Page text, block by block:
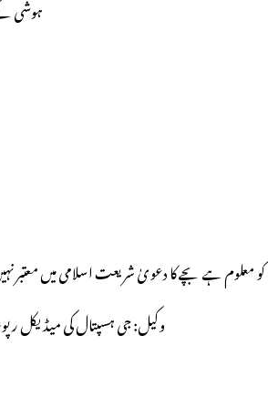
ہوشی
ہے بچے کا دعویٰ شریعت اسلامی میں معتبر
وکیل: جی ہسپتال کی میڈیکل